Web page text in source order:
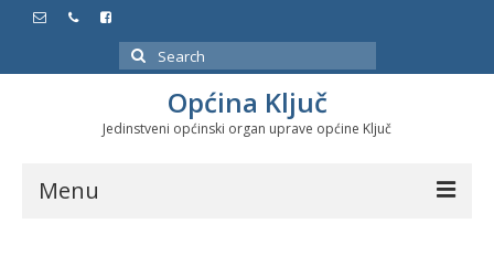
Search
for:
Općina Ključ
Jedinstveni općinski organ uprave općine Ključ
Menu